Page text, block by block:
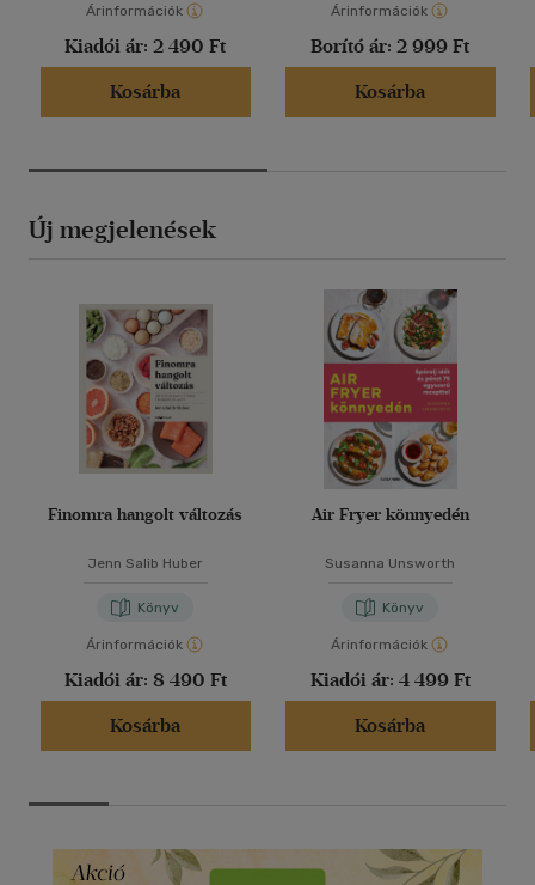
Árinformációk
Kiadói ár: 2 490 Ft
Kosárba
Árinformációk
Borító ár: 2 999 Ft
Kosárba
Új megjelenések
Finomra hangolt változás
Jenn Salib Huber
Könyv
Árinformációk
Kiadói ár: 8 490 Ft
Kosárba
Air Fryer könnyedén
Susanna Unsworth
Könyv
Árinformációk
Kiadói ár: 4 499 Ft
Kosárba